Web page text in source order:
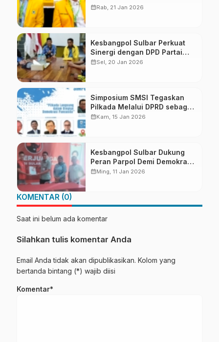
Sulbar
calendar_monthRab, 21 Jan 2026
Kesbangpol Sulbar Perkuat
Sinergi dengan DPD Partai
Golkar
calendar_monthSel, 20 Jan 2026
Simposium SMSI Tegaskan
Pilkada Melalui DPRD sebagai
Alternatif Demokrasi
calendar_monthKam, 15 Jan 2026
Kesbangpol Sulbar Dukung
Peran Parpol Demi Demokrasi
Berkualitas
calendar_monthMing, 11 Jan 2026
KOMENTAR (0)
Saat ini belum ada komentar
Silahkan tulis komentar Anda
Email Anda tidak akan dipublikasikan. Kolom yang
bertanda bintang (*) wajib diisi
Komentar*